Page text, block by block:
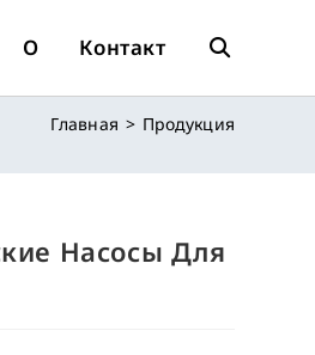
О Контакт
Главная > Продукция
Насосы Для